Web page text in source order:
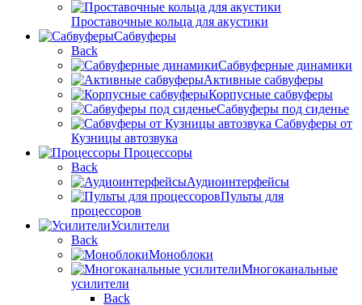
Проставочные кольца для акустики
Сабвуферы
Back
Сабвуферные динамики
Активные сабвуферы
Корпусные сабвуферы
Сабвуферы под сиденье
Сабвуферы от
Кузницы автозвука
Процессоры
Back
Аудиоинтерфейсы
Пульты для
процессоров
Усилители
Back
Моноблоки
Многоканальные
усилители
Back